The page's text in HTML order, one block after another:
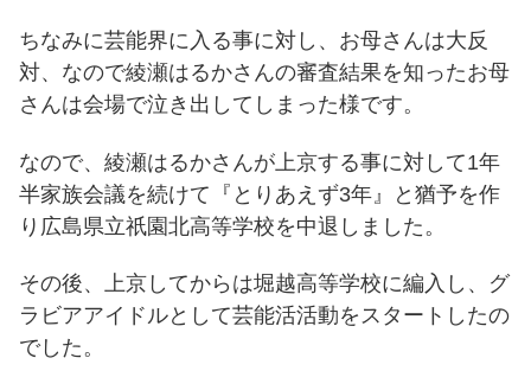
ちなみに芸能界に入る事に対し、お母さんは大反
対、なので綾瀬はるかさんの審査結果を知ったお母
さんは会場で泣き出してしまった様です。
なので、綾瀬はるかさんが上京する事に対して1年
半家族会議を続けて『とりあえず3年』と猶予を作
り広島県立祇園北高等学校を中退しました。
その後、上京してからは堀越高等学校に編入し、グ
ラビアアイドルとして芸能活活動をスタートしたの
でした。